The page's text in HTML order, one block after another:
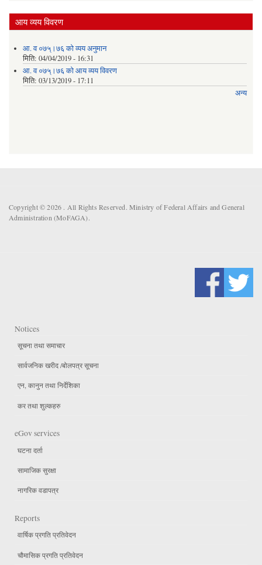
आय व्यय विवरण
आ. व ०७५्।७६ को व्यय अनुमान
मिति: 04/04/2019 - 16:31
आ. व ०७५्।७६ को आय व्यय विवरण
मिति: 03/13/2019 - 17:11
अन्य
Copyright © 2026 . All Rights Reserved. Ministry of Federal Affairs and General
Administration (MoFAGA).
Notices
सूचना तथा समाचार
सार्वजनिक खरीद /बोलपत्र सूचना
एन, कानुन तथा निर्देशिका
कर तथा शुल्कहरु
eGov services
घटना दर्ता
सामाजिक सुरक्षा
नागरिक वडापत्र
Reports
वार्षिक प्रगति प्रतिवेदन
चौमासिक प्रगति प्रतिवेदन